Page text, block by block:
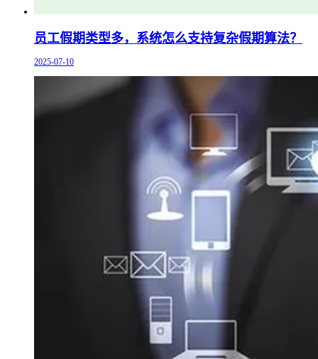
员工假期类型多，系统怎么支持复杂假期算法？
2025-07-10